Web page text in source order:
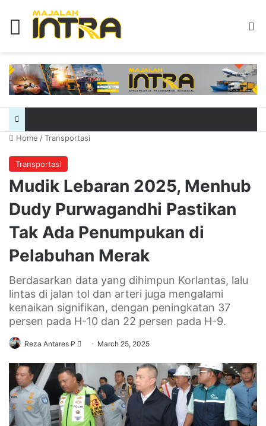
Menu
Home /Transportasi
Transportasi
Mudik Lebaran 2025, Menhub
Dudy Purwagandhi Pastikan
Tak Ada Penumpukan di
Pelabuhan Merak
Berdasarkan data yang dihimpun Korlantas, lalu
lintas di jalan tol dan arteri juga mengalami
kenaikan signifikan, dengan peningkatan 37
persen pada H-10 dan 22 persen pada H-9.
Reza Antares P
Send
email
March 25, 2025